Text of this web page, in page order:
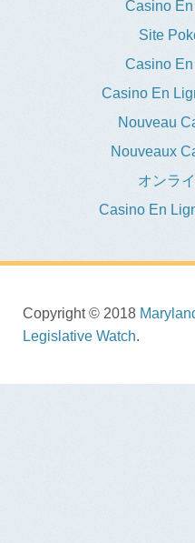
Casino
Site
Casino
Casino En
Nouveau
Nouveaux
オンラ
Casino En
Copyright © 2018
Legislative Watch.